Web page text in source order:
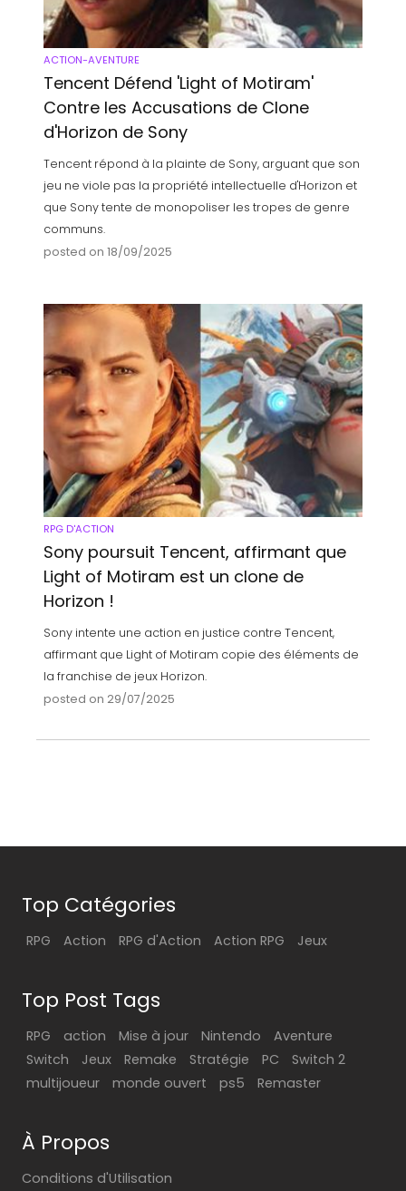
ACTION-AVENTURE
Tencent Défend 'Light of Motiram'
Contre les Accusations de Clone
d'Horizon de Sony
Tencent répond à la plainte de Sony, arguant que son
jeu ne viole pas la propriété intellectuelle d'Horizon et
que Sony tente de monopoliser les tropes de genre
communs.
posted on 18/09/2025
RPG D'ACTION
Sony poursuit Tencent, affirmant que
Light of Motiram est un clone de
Horizon !
Sony intente une action en justice contre Tencent,
affirmant que Light of Motiram copie des éléments de
la franchise de jeux Horizon.
posted on 29/07/2025
Top Catégories
RPG Action RPG d'Action Action RPG Jeux
Top Post Tags
RPG action Mise à jour Nintendo
Aventure
Switch
Jeux Remake Stratégie PC
Switch 2
multijoueur
monde ouvert ps5 Remaster
À Propos
Conditions d'Utilisation